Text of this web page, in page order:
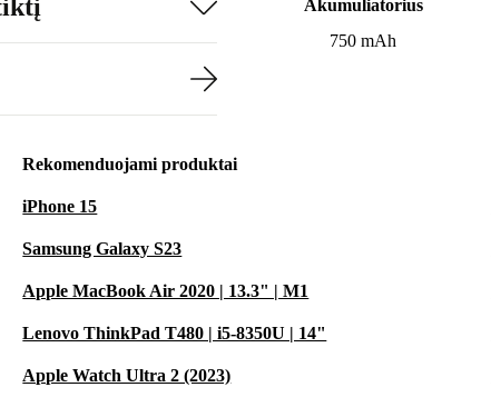
Akumuliatorius
750 mAh
Rekomenduojami produktai
iPhone 15
Samsung Galaxy S23
Apple MacBook Air 2020 | 13.3" | M1
Lenovo ThinkPad T480 | i5-8350U | 14"
Apple Watch Ultra 2 (2023)